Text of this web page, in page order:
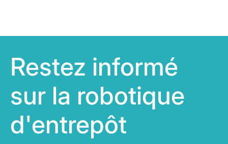
Restez informé
sur la robotique
d'entrepôt